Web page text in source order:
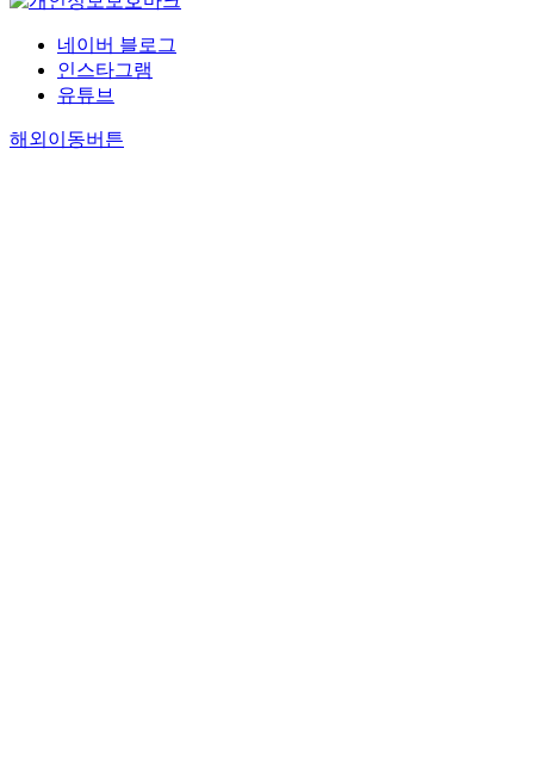
네이버 블로그
인스타그램
유튜브
해외이동버튼